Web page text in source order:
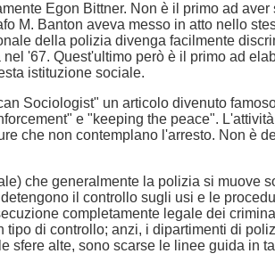
Egon Bittner. Non è il primo ad
M. Banton aveva messo in atto nello
della polizia divenga facilmente
'67. Quest'ultimo però è il primo ad
istituzione sociale.
Sociologist" un articolo divenuto
e "keeping the peace".
che non contemplano l'arresto. Non è
che generalmente la polizia si
il controllo sugli usi e le
completamente legale dei
di controllo; anzi, i dipartimenti di
sfere alte, sono scarse le linee guida in